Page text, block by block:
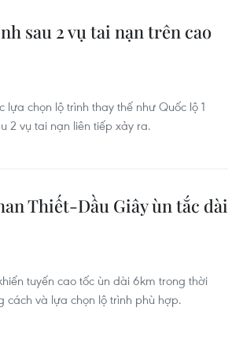
sau 2 vụ tai nạn trên cao
chọn lộ trình thay thế như Quốc lộ 1
2 vụ tai nạn liên tiếp xảy ra.
Thiết-Dầu Giây ùn tắc dài
tuyến cao tốc ùn dài 6km trong thời
cách và lựa chọn lộ trình phù hợp.